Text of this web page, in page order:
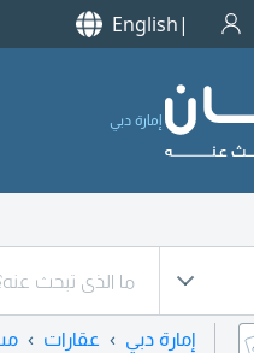
English
إمارة دبي
إمارة دبي عقارات